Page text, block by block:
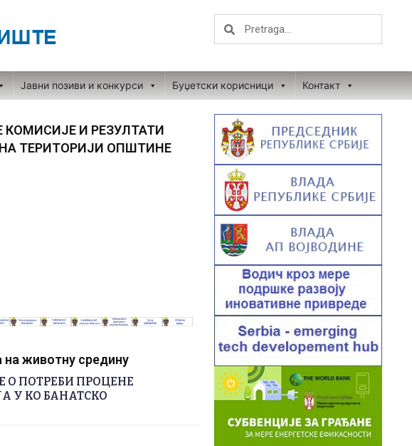
Search
Јавни позиви и конкурси Буџетски корисници Контакт
И РЕЗУЛТАТИ
ТЕРИТОРИЈИ ОПШТИНЕ
на животну средину
ПОТРЕБИ ПРОЦЕНЕ
У КО БАНАТСКО